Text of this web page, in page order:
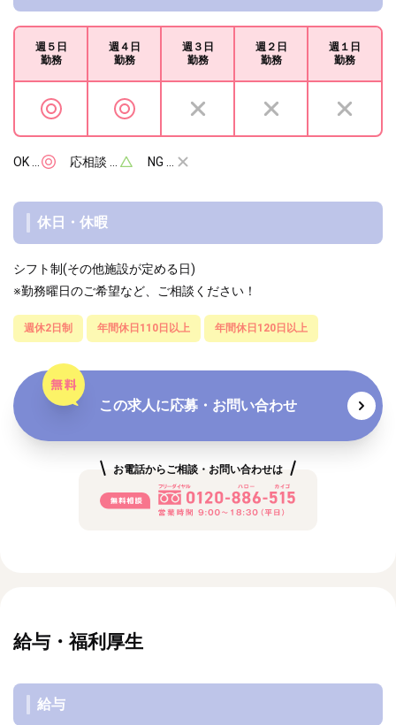
週５日
勤務
週４日
勤務
週３日
勤務
週２日
勤務
週１日
勤務
OK … 応相談 … NG …
休日・休暇
シフト制(その他施設が定める日)
※勤務曜日のご希望など、ご相談ください！
週休2日制 年間休日110日以上 年間休日120日以上
この求人に応募・お問い合わせ
お電話からご相談・お問い合わせは
給与・福利厚生
給与